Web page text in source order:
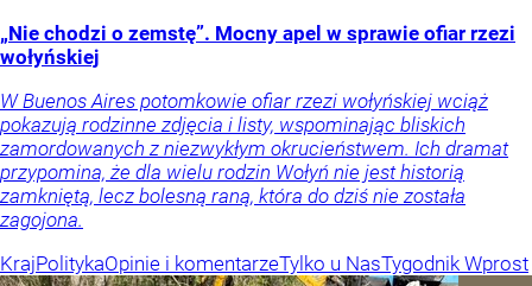
„Nie chodzi o zemstę”. Mocny apel w sprawie ofiar rzezi
wołyńskiej
W Buenos Aires potomkowie ofiar rzezi wołyńskiej wciąż
pokazują rodzinne zdjęcia i listy, wspominając bliskich
zamordowanych z niezwykłym okrucieństwem. Ich dramat
przypomina, że dla wielu rodzin Wołyń nie jest historią
zamkniętą, lecz bolesną raną, która do dziś nie została
zagojona.
KrajPolitykaOpinie i komentarzeTylko u NasTygodnik Wprost